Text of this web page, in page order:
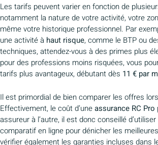
Les tarifs peuvent varier en fonction de
notamment la nature de votre activité, votre
même votre historique professionnel. Par
une activité à haut risque, comme le BTP ou
techniques, attendez-vous à des primes plus
pour des professions moins risquées, vous
tarifs plus avantageux, débutant dès 11 € par
Il est primordial de bien comparer les offres
Effectivement, le coût d’uneassurance RC Pro
assureur à l’autre, il est donc conseillé
comparatif en ligne pour dénicher les
vérifier également les garanties incluses dans